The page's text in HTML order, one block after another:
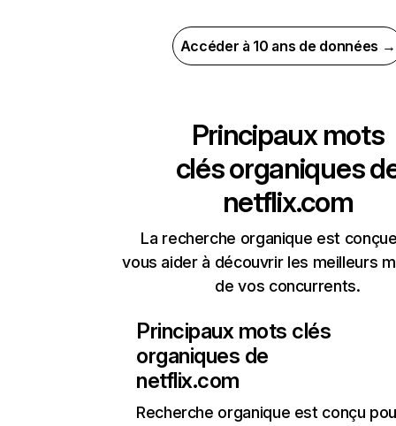
Accéder à 10 ans de données →
Principaux mots
clés organiques
netflix.com
La recherche organique est
vous aider à découvrir les meilleurs
de vos concurrents.
Principaux mots clés
organiques de
netflix.com
Recherche organique est conçu